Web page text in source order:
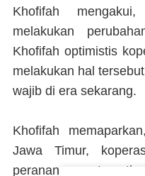
Khofifah
melakukan
Khofifah optimistis
melakukan hal
wajib di era sekarang.
Khofifah
Jawa Timur,
peranan sangat